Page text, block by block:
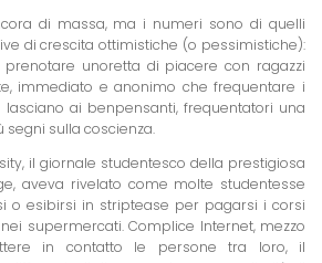
di massa, ma i numeri sono di quelli
di crescita ottimistiche (o pessimistiche):
unoretta di piacere con ragazzi
immediato e anonimo che frequentare i
ai benpensanti, frequentatori una
sulla coscienza.
, il giornale studentesco della prestigiosa
aveva rivelato come molte studentesse
o esibirsi in striptease per pagarsi i corsi
supermercati. Complice Internet, mezzo
in contatto le persone tra loro, il